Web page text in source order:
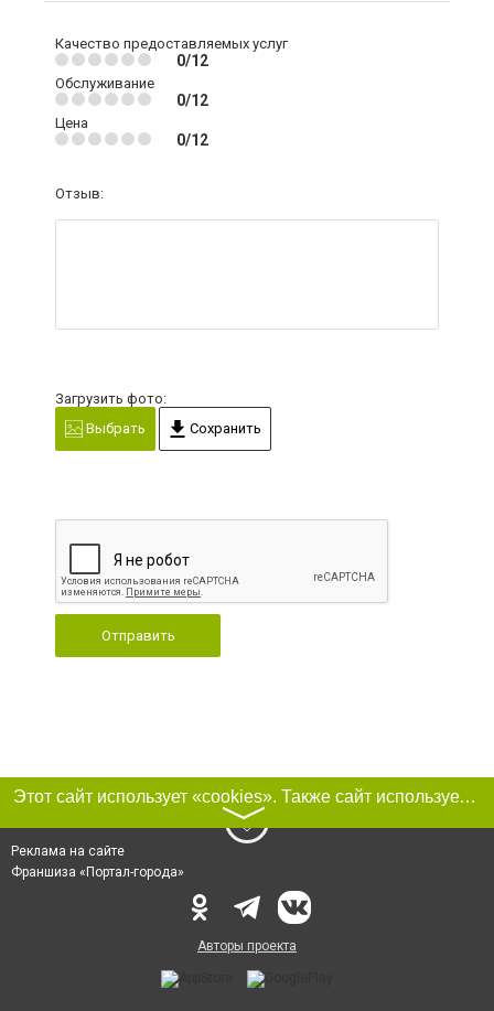
Качество предоставляемых услуг
0/12
Обслуживание
0/12
Цена
0/12
Отзыв:
Загрузить фото:
Выбрать
Сохранить
Отправить
Этот сайт использует «cookies». Также сайт использует интернет-сервис для сбора технических данных касательно посетителей с целью получения маркетинговой и статистической информации. Условия обработки данных посетителей сайта см.
〉
Реклама на сайте
Франшиза «Портал-города»
Авторы проекта